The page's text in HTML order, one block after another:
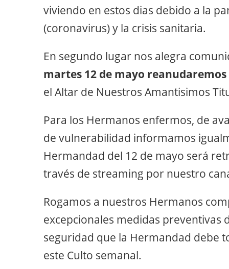
viviendo en estos dias debido a la
(coronavirus) y la crisis sanitaria.
En segundo lugar nos alegra
martes 12 de mayo
el Altar de Nuestros Amantisimos
Para los Hermanos enfermos, de
de vulnerabilidad informamos
Hermandad del 12 de mayo será
través de streaming por nuestro
Rogamos a nuestros Hermanos
excepcionales medidas preventivas
seguridad que la Hermandad debe
este Culto semanal.